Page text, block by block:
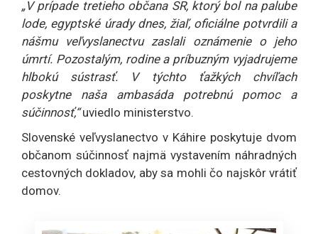
„V prípade tretieho občana SR, ktorý bol na palube
lode, egyptské úrady dnes, žiaľ, oficiálne potvrdili a
nášmu veľvyslanectvu zaslali oznámenie o jeho
úmrtí. Pozostalým, rodine a príbuzným vyjadrujeme
hlbokú sústrasť. V týchto ťažkých chvíľach
poskytne naša ambasáda potrebnú pomoc a
súčinnosť,“uviedlo ministerstvo.
Slovenské veľvyslanectvo v Káhire poskytuje dvom
občanom súčinnosť najmä vystavením náhradných
cestovných dokladov, aby sa mohli čo najskôr vrátiť
domov.